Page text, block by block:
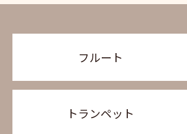
フルート
トランペット